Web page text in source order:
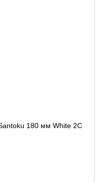
180 мм White 2C